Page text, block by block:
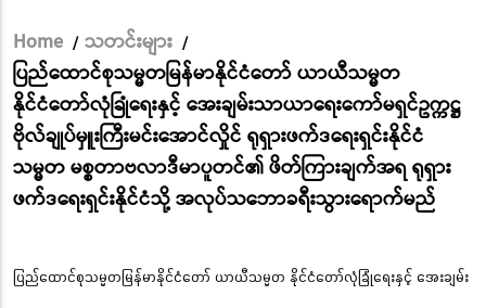
Breadcrumb
Home / သတင်းများ /
ပြည်ထောင်စုသမ္မတမြန်မာနိုင်ငံတော် ယာယီသမ္မတ
နိုင်ငံတော်လုံခြုံရေးနှင့် အေးချမ်းသာယာရေးကော်မရှင်ဥက္ကဋ္ဌ
ဗိုလ်ချုပ်မှူးကြီးမင်းအောင်လှိုင် ရုရှားဖက်ဒရေးရှင်းနိုင်ငံ
သမ္မတ မစ္စတာဗလာဒီမာပူတင်၏ ဖိတ်ကြားချက်အရ ရုရှား
ဖက်ဒရေးရှင်းနိုင်ငံသို့ အလုပ်သဘောခရီးသွားရောက်မည်
ပြည်ထောင်စုသမ္မတမြန်မာနိုင်ငံတော် ယာယီသမ္မတ နိုင်ငံတော်လုံခြုံရေးနှင့် အေးချမ်း